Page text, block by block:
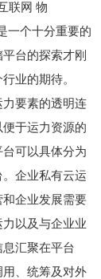
联网 物
一个十分重要的
台的探索才刚
业的期待。
要素的透明连
于运力资源的
可以具体分为
企业私有云运
企业发展需要
以及与企业业
汇聚在平台
用、统筹及对外